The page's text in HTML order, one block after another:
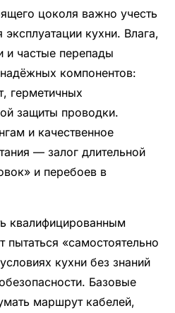
цоколя важно учесть
эксплуатации кухни. Влага,
частые перепады
компонентов:
герметичных
защиты проводки.
и качественное
— залог длительной
и перебоев в
квалифицированным
пытаться «самостоятельно
кухни без знаний
Базовые
маршрут кабелей,